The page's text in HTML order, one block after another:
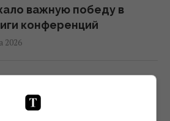
важную победу в
конференций
2026
какая рыба